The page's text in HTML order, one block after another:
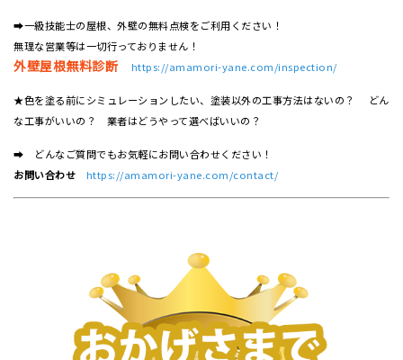
➡一級技能士の屋根、外壁の無料点検をご利用ください！
無理な営業等は一切行っておりません！
外壁屋根無料診断 https://amamori-yane.com/inspection/
★色を塗る前にシミュレーションしたい、塗装以外の工事方法はないの？ どん
な工事がいいの？ 業者はどうやって選べばいいの？
➡ どんなご質問でもお気軽にお問い合わせください！
お問い合わせ
https://amamori-yane.com/contact/